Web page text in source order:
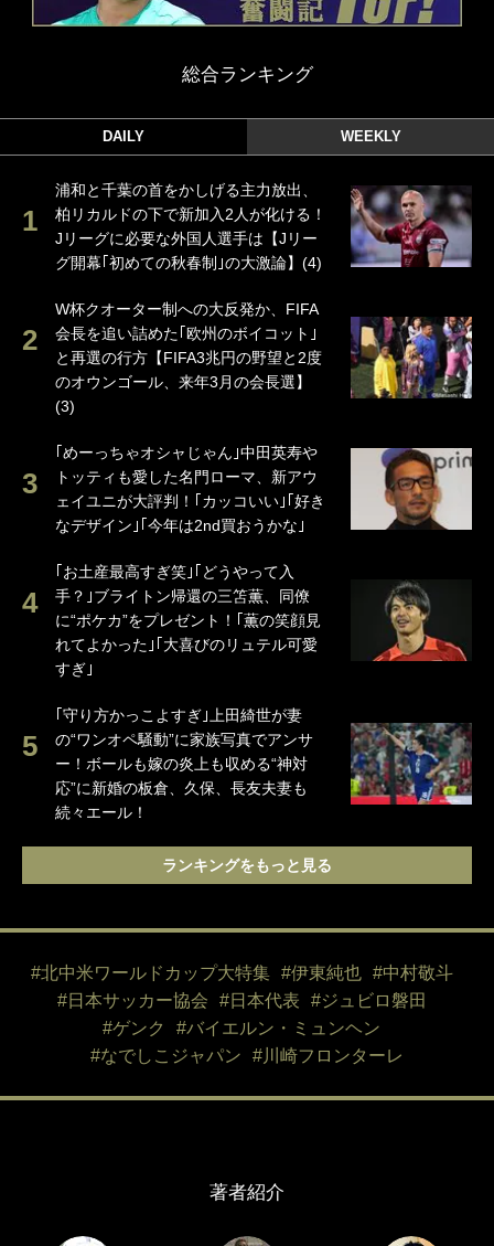
総合ランキング
DAILY WEEKLY
浦和と千葉の首をかしげる主力放出、
柏リカルドの下で新加入2人が化ける！
Jリーグに必要な外国人選手は【Jリー
グ開幕｢初めての秋春制｣の大激論】(4)
W杯クオーター制への大反発か、FIFA
会長を追い詰めた｢欧州のボイコット｣
と再選の行方【FIFA3兆円の野望と2度
のオウンゴール、来年3月の会長選】
(3)
｢めーっちゃオシャじゃん｣中田英寿や
トッティも愛した名門ローマ、新アウ
ェイユニが大評判！｢カッコいい｣｢好き
なデザイン｣｢今年は2nd買おうかな｣
｢お土産最高すぎ笑｣｢どうやって入
手？｣ブライトン帰還の三笘薫、同僚
に“ポケカ”をプレゼント！｢薫の笑顔見
れてよかった｣｢大喜びのリュテル可愛
すぎ｣
｢守り方かっこよすぎ｣上田綺世が妻
の“ワンオペ騒動”に家族写真でアンサ
ー！ボールも嫁の炎上も収める“神対
応”に新婚の板倉、久保、長友夫妻も
続々エール！
ランキングをもっと見る
#北中米ワールドカップ大特集 #伊東純也
#中村敬斗
#日本サッカー協会
#日本代表
#ジュビロ磐田
#ゲンク
#バイエルン・ミュンヘン
#なでしこジャパン
#川崎フロンターレ
著者紹介